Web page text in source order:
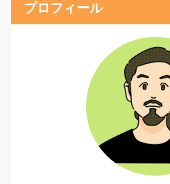
プロフィール